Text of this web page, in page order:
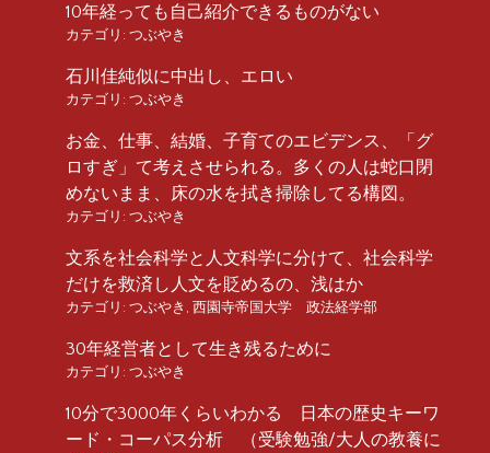
10年経っても自己紹介できるものがない
カテゴリ: つぶやき
石川佳純似に中出し、エロい
カテゴリ: つぶやき
お金、仕事、結婚、子育てのエビデンス、「グ
ロすぎ」て考えさせられる。多くの人は蛇口閉
めないまま、床の水を拭き掃除してる構図。
カテゴリ: つぶやき
文系を社会科学と人文科学に分けて、社会科学
だけを救済し人文を貶めるの、浅はか
カテゴリ: つぶやき 西園寺帝国大学 政法経学部
30年経営者として生き残るために
カテゴリ: つぶやき
10分で3000年くらいわかる 日本の歴史キーワ
ード・コーパス分析 （受験勉強/大人の教養に